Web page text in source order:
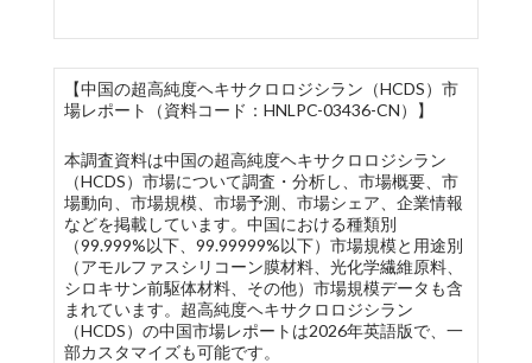
【中国の超高純度ヘキサクロロジシラン（HCDS）市
場レポート（資料コード：HNLPC-03436-CN）】
本調査資料は中国の超高純度ヘキサクロロジシラン
（HCDS）市場について調査・分析し、市場概要、市
場動向、市場規模、市場予測、市場シェア、企業情報
などを掲載しています。中国における種類別
（99.999%以下、99.99999%以下）市場規模と用途別
（アモルファスシリコーン膜材料、光化学繊維原料、
シロキサン前駆体材料、その他）市場規模データも含
まれています。超高純度ヘキサクロロジシラン
（HCDS）の中国市場レポートは2026年英語版で、一
部カスタマイズも可能です。